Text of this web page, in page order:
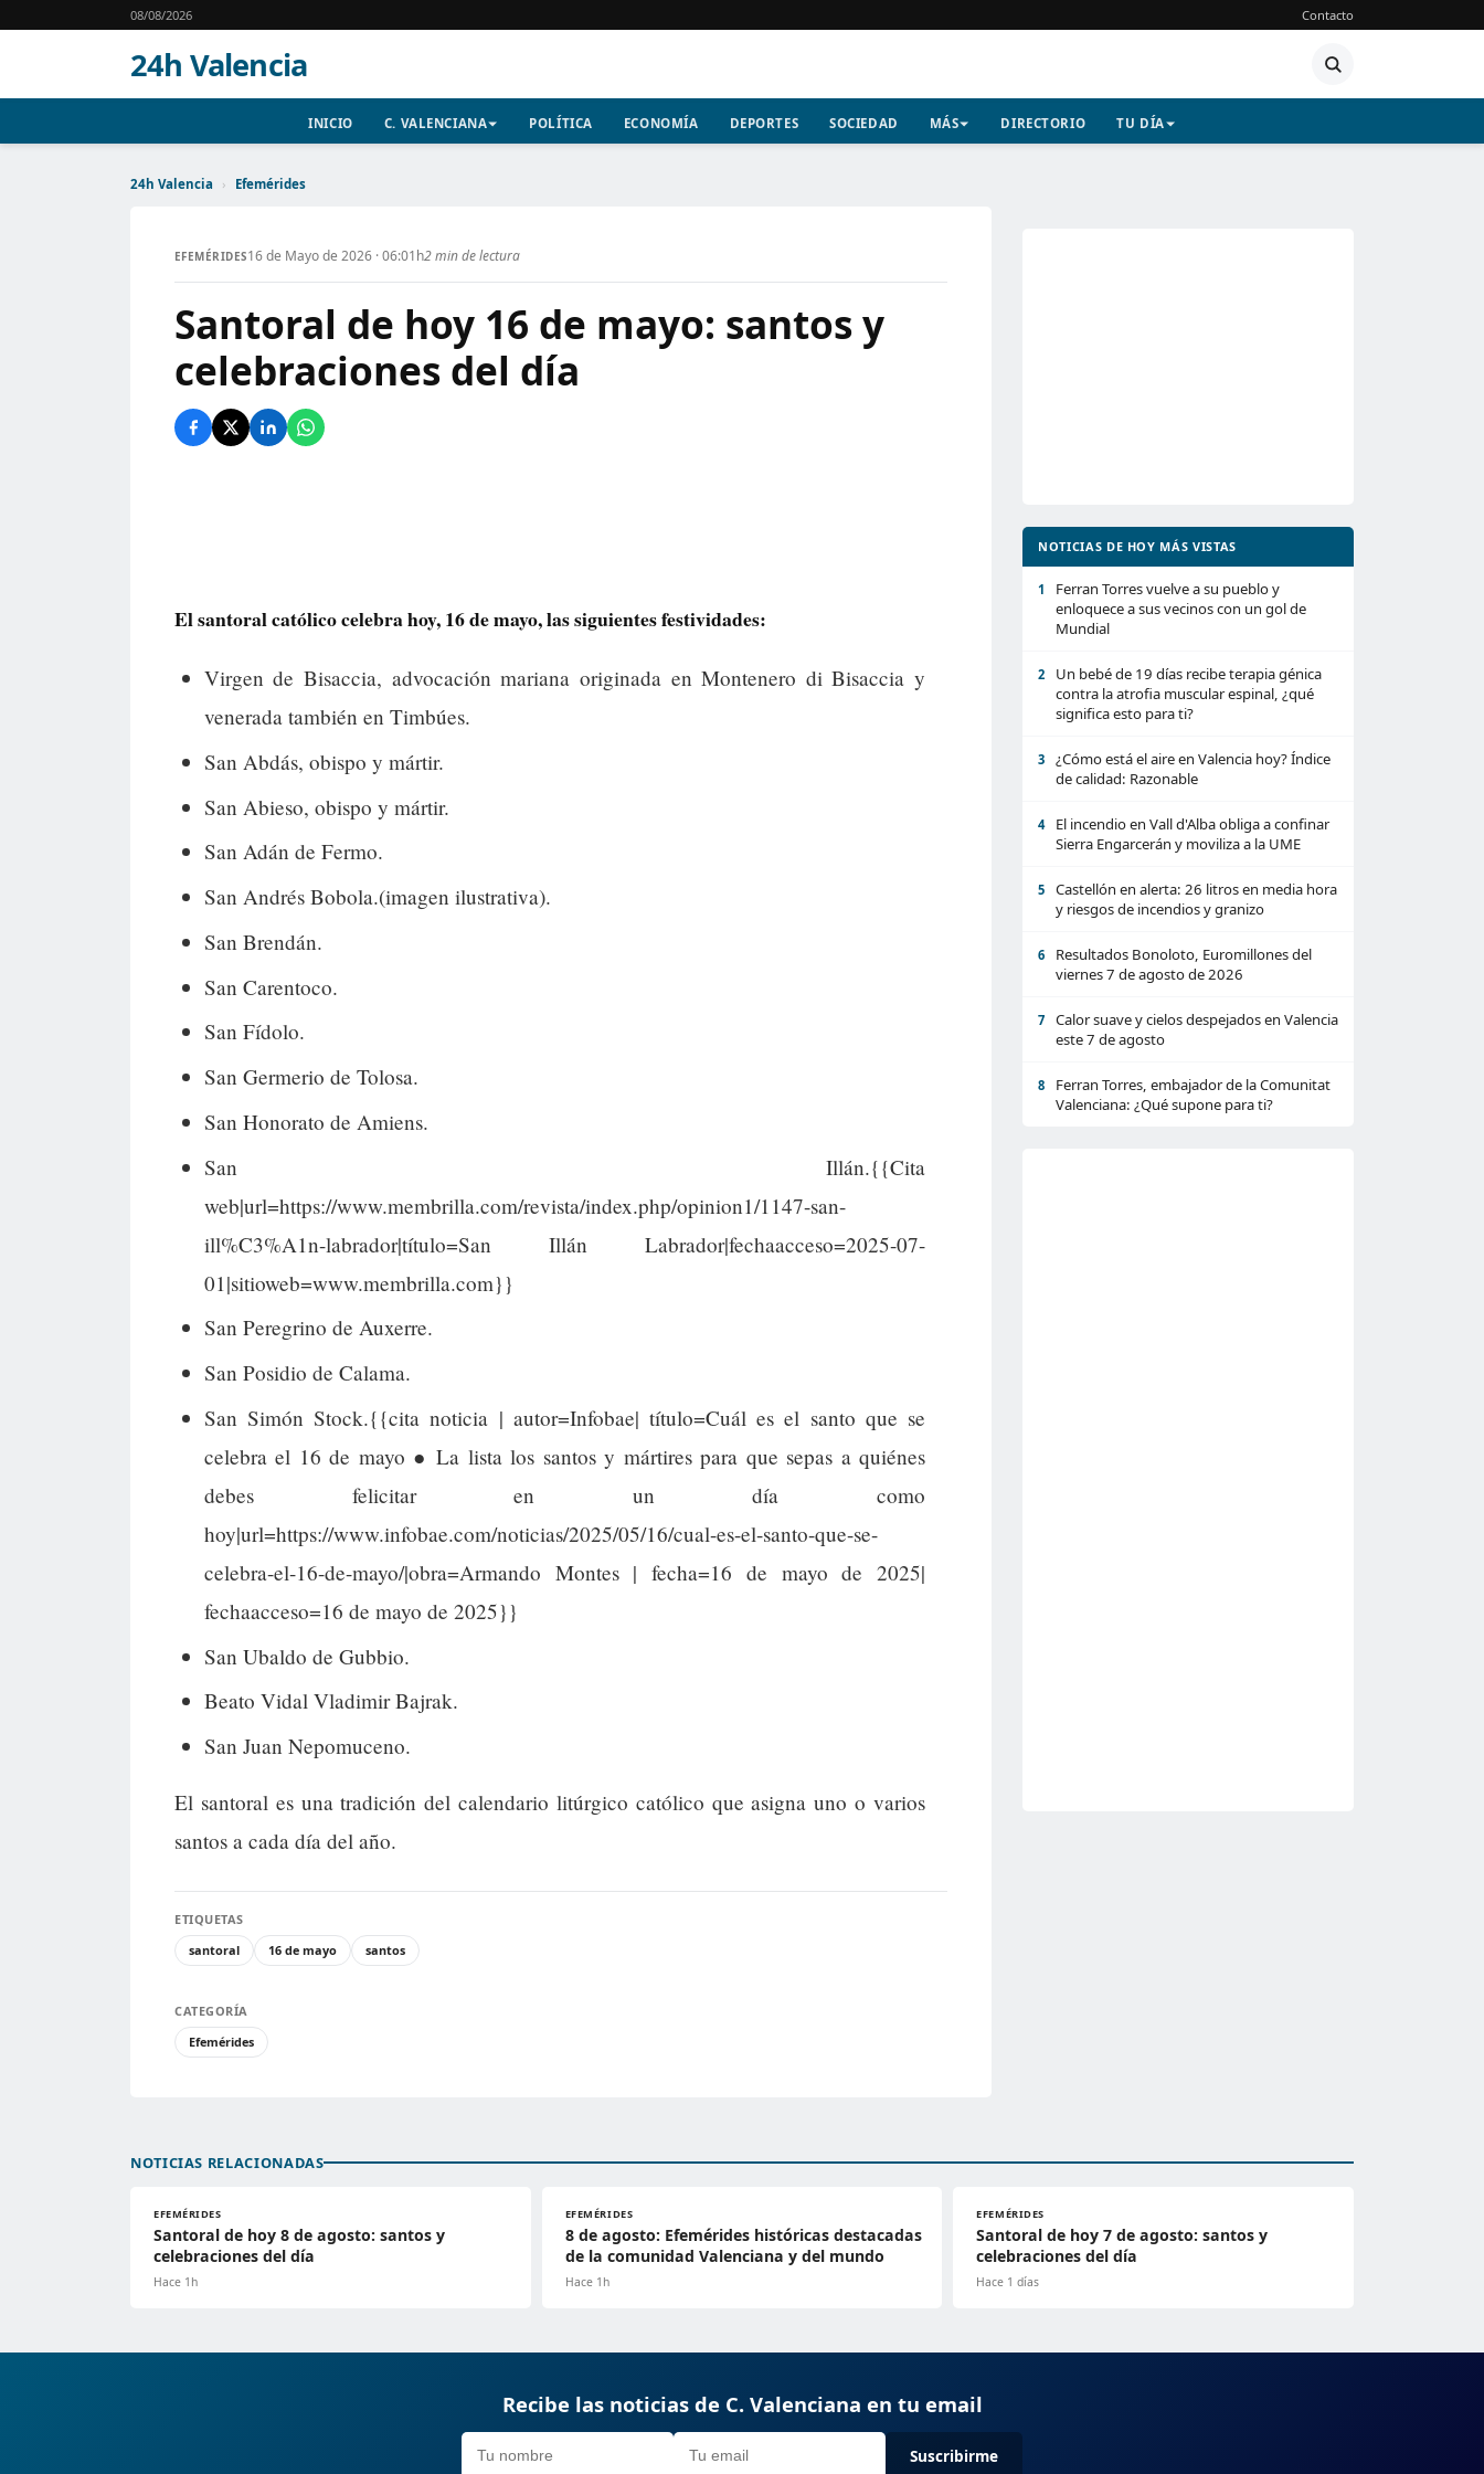
08/08/2026 Contacto
24h Valencia
INICIO C. VALENCIANA POLÍTICA ECONOMÍA DEPORTES SOCIEDAD MÁS DIRECTORIO TU DÍA
24h Valencia › Efemérides
EFEMÉRIDES16 de Mayo de 2026 · 06:01h2 min de lectura
Santoral de hoy 16 de mayo: santos y
celebraciones del día
El santoral católico celebra hoy, 16 de mayo, las siguientes festividades:
Virgen de Bisaccia, advocación mariana originada en Montenero di Bisaccia y
venerada también en Timbúes.
San Abdás, obispo y mártir.
San Abieso, obispo y mártir.
San Adán de Fermo.
San Andrés Bobola.(imagen ilustrativa).
San Brendán.
San Carentoco.
San Fídolo.
San Germerio de Tolosa.
San Honorato de Amiens.
San Illán.{{Cita
web|url=https://www.membrilla.com/revista/index.php/opinion1/1147-san-
ill%C3%A1n-labrador|título=San Illán Labrador|fechaacceso=2025-07-
01|sitioweb=www.membrilla.com}}
San Peregrino de Auxerre.
San Posidio de Calama.
San Simón Stock.{{cita noticia | autor=Infobae| título=Cuál es el santo que se
celebra el 16 de mayo ● La lista los santos y mártires para que sepas a quiénes
debes felicitar en un día como
hoy|url=https://www.infobae.com/noticias/2025/05/16/cual-es-el-santo-que-se-
celebra-el-16-de-mayo/|obra=Armando Montes | fecha=16 de mayo de 2025|
fechaacceso=16 de mayo de 2025}}
San Ubaldo de Gubbio.
Beato Vidal Vladimir Bajrak.
San Juan Nepomuceno.
El santoral es una tradición del calendario litúrgico católico que asigna uno o varios
santos a cada día del año.
ETIQUETAS
santoral
16 de mayo santos
CATEGORÍA
Efemérides
NOTICIAS DE HOY MÁS VISTAS
1
Ferran Torres vuelve a su pueblo y
enloquece a sus vecinos con un gol de
Mundial
2
Un bebé de 19 días recibe terapia génica
contra la atrofia muscular espinal, ¿qué
significa esto para ti?
3
¿Cómo está el aire en Valencia hoy? Índice
de calidad: Razonable
4
El incendio en Vall d'Alba obliga a confinar
Sierra Engarcerán y moviliza a la UME
5
Castellón en alerta: 26 litros en media hora
y riesgos de incendios y granizo
6
Resultados Bonoloto, Euromillones del
viernes 7 de agosto de 2026
7
Calor suave y cielos despejados en Valencia
este 7 de agosto
8
Ferran Torres, embajador de la Comunitat
Valenciana: ¿Qué supone para ti?
NOTICIAS RELACIONADAS
EFEMÉRIDES
Santoral de hoy 8 de agosto: santos y
celebraciones del día
Hace 1h
EFEMÉRIDES
8 de agosto: Efemérides históricas destacadas
de la comunidad Valenciana y del mundo
Hace 1h
EFEMÉRIDES
Santoral de hoy 7 de agosto: santos y
celebraciones del día
Hace 1 días
Recibe las noticias de C. Valenciana en tu email
Suscribirme